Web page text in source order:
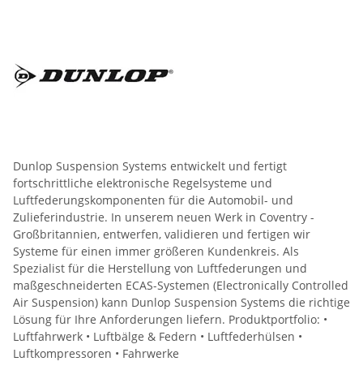
Dunlop Suspension Systems entwickelt und fertigt
fortschrittliche elektronische Regelsysteme und
Luftfederungskomponenten für die Automobil- und
Zulieferindustrie. In unserem neuen Werk in Coventry -
Großbritannien, entwerfen, validieren und fertigen wir
Systeme für einen immer größeren Kundenkreis. Als
Spezialist für die Herstellung von Luftfederungen und
maßgeschneiderten ECAS-Systemen (Electronically Controlled
Air Suspension) kann Dunlop Suspension Systems die richtige
Lösung für Ihre Anforderungen liefern. Produktportfolio: •
Luftfahrwerk • Luftbälge & Federn • Luftfederhülsen •
Luftkompressoren • Fahrwerke